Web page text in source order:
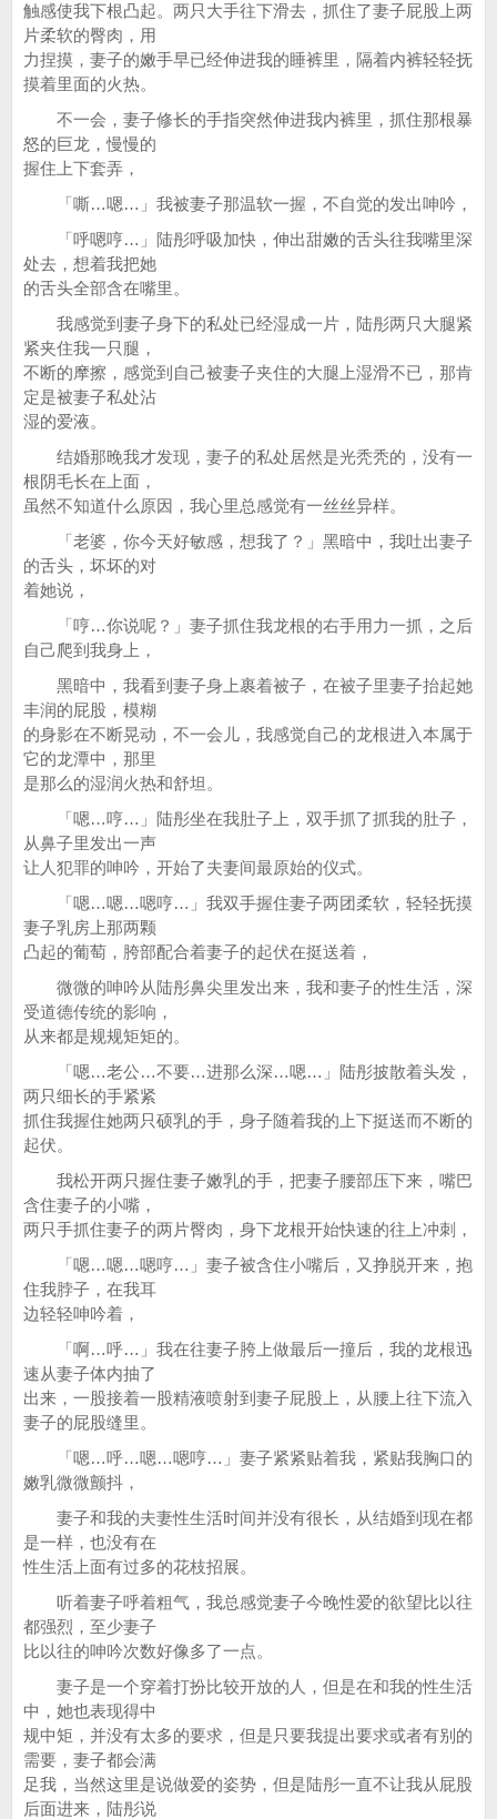
触感使我下根凸起。两只大手往下滑去，抓住了妻子屁股上两
片柔软的臀肉，用
力捏摸，妻子的嫩手早已经伸进我的睡裤里，隔着内裤轻轻抚
摸着里面的火热。
不一会，妻子修长的手指突然伸进我内裤里，抓住那根暴
怒的巨龙，慢慢的
握住上下套弄，
「嘶…嗯…」我被妻子那温软一握，不自觉的发出呻吟，
「呼嗯哼…」陆彤呼吸加快，伸出甜嫩的舌头往我嘴里深
处去，想着我把她
的舌头全部含在嘴里。
我感觉到妻子身下的私处已经湿成一片，陆彤两只大腿紧
紧夹住我一只腿，
不断的摩擦，感觉到自己被妻子夹住的大腿上湿滑不已，那肯
定是被妻子私处沾
湿的爱液。
结婚那晚我才发现，妻子的私处居然是光秃秃的，没有一
根阴毛长在上面，
虽然不知道什么原因，我心里总感觉有一丝丝异样。
「老婆，你今天好敏感，想我了？」黑暗中，我吐出妻子
的舌头，坏坏的对
着她说，
「哼…你说呢？」妻子抓住我龙根的右手用力一抓，之后
自己爬到我身上，
黑暗中，我看到妻子身上裹着被子，在被子里妻子抬起她
丰润的屁股，模糊
的身影在不断晃动，不一会儿，我感觉自己的龙根进入本属于
它的龙潭中，那里
是那么的湿润火热和舒坦。
「嗯…哼…」陆彤坐在我肚子上，双手抓了抓我的肚子，
从鼻子里发出一声
让人犯罪的呻吟，开始了夫妻间最原始的仪式。
「嗯…嗯…嗯哼…」我双手握住妻子两团柔软，轻轻抚摸
妻子乳房上那两颗
凸起的葡萄，胯部配合着妻子的起伏在挺送着，
微微的呻吟从陆彤鼻尖里发出来，我和妻子的性生活，深
受道德传统的影响，
从来都是规规矩矩的。
「嗯…老公…不要…进那么深…嗯…」陆彤披散着头发，
两只细长的手紧紧
抓住我握住她两只硕乳的手，身子随着我的上下挺送而不断的
起伏。
我松开两只握住妻子嫩乳的手，把妻子腰部压下来，嘴巴
含住妻子的小嘴，
两只手抓住妻子的两片臀肉，身下龙根开始快速的往上冲刺，
「嗯…嗯…嗯哼…」妻子被含住小嘴后，又挣脱开来，抱
住我脖子，在我耳
边轻轻呻吟着，
「啊…呼…」我在往妻子胯上做最后一撞后，我的龙根迅
速从妻子体内抽了
出来，一股接着一股精液喷射到妻子屁股上，从腰上往下流入
妻子的屁股缝里。
「嗯…呼…嗯…嗯哼…」妻子紧紧贴着我，紧贴我胸口的
嫩乳微微颤抖，
妻子和我的夫妻性生活时间并没有很长，从结婚到现在都
是一样，也没有在
性生活上面有过多的花枝招展。
听着妻子呼着粗气，我总感觉妻子今晚性爱的欲望比以往
都强烈，至少妻子
比以往的呻吟次数好像多了一点。
妻子是一个穿着打扮比较开放的人，但是在和我的性生活
中，她也表现得中
规中矩，并没有太多的要求，但是只要我提出要求或者有别的
需要，妻子都会满
足我，当然这里是说做爱的姿势，但是陆彤一直不让我从屁股
后面进来，陆彤说